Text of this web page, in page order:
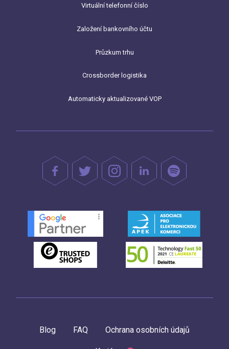
Virtuální telefonní číslo
Založení bankovního účtu
Průzkum trhu
Crossborder logistika
Automaticky aktualizované VOP
Blog FAQ Ochrana osobních údajů